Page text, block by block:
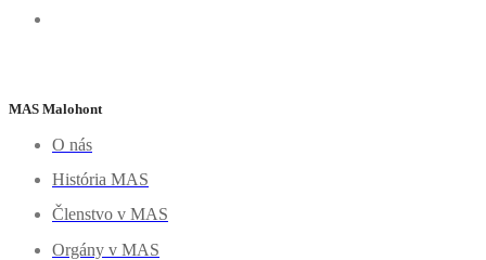
MAS Malohont
O nás
História MAS
Členstvo v MAS
Orgány v MAS